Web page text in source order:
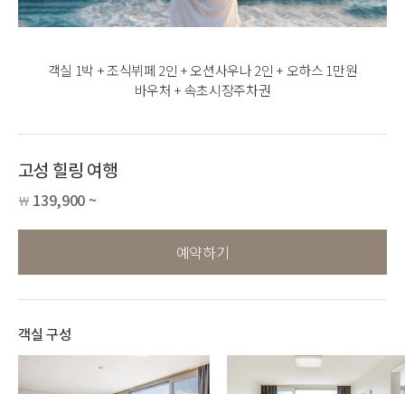
객실 1박 + 조식뷔페 2인 + 오션사우나 2인 + 오하스 1만원
바우처 + 속초시장주차권
고성 힐링 여행
￦ 139,900 ~
예약하기
객실 구성